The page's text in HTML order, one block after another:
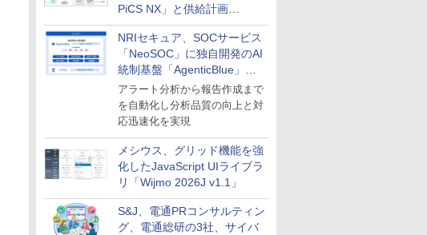
PiCS NX」と供給計画
「scSQUARE ISP」の連携サ
ービスを提供開始
NRIセキュア、SOCサービス
「NeoSOC」に独自開発のAI
統制基盤「AgenticBlue」を
導入
アラート分析から報告作成まで
を自動化し分析品質の向上と対
応迅速化を実現
メシウス、グリッド機能を強
化したJavaScript UIライブラ
リ「Wijmo 2026J v1.1」
S&J、電通PRコンサルティン
グ、電通総研の3社、サイバ